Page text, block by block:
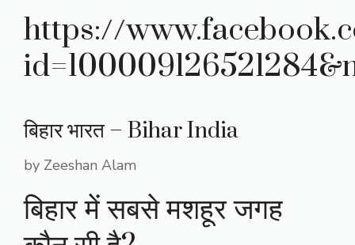
https://
बिहार भारत – Bihar India
by Zeeshan Alam
बिहार में सबसे मशहूर जगह